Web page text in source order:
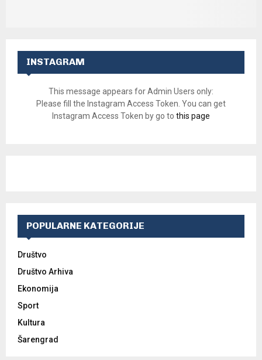
INSTAGRAM
This message appears for Admin Users only:
Please fill the Instagram Access Token. You can get
Instagram Access Token by go to this page
POPULARNE KATEGORIJE
Društvo
Društvo Arhiva
Ekonomija
Sport
Kultura
Šarengrad